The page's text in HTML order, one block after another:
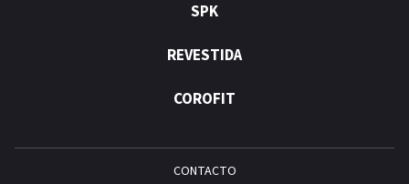
SPK
REVESTIDA
COROFIT
CONTACTO